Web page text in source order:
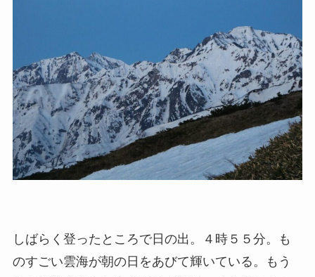
しばらく登ったところで日の出。４時５５分。も
のすごい雲海が朝の日をあびて輝いている。もう